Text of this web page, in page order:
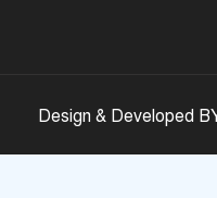
Design & Developed